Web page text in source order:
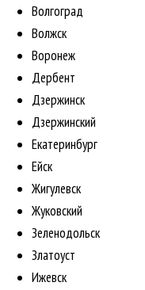
Волгоград
Волжск
Воронеж
Дербент
Дзержинск
Дзержинский
Екатеринбург
Ейск
Жигулевск
Жуковский
Зеленодольск
Златоуст
Ижевск